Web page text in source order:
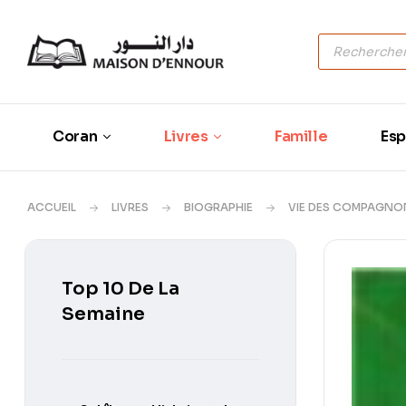
Coran Livres Famille
ACCUEIL LIVRES BIOGRAPHIE VIE DES
Top 10 De La
Semaine